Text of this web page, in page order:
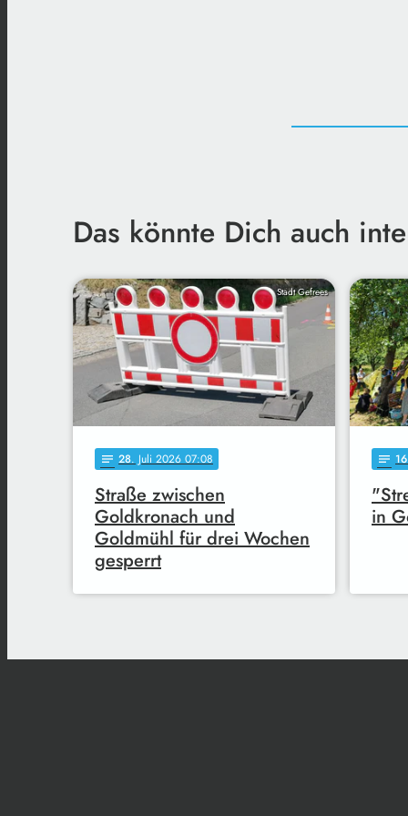
Das könnte Dich auch
Stadt Gefrees
notes 28. Juli 2026 07:08
Straße zwischen
Goldkronach und
Goldmühl für drei Wochen
gesperrt
notes 16
in